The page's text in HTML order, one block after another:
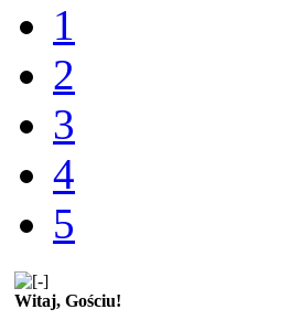
1
2
3
4
5
Witaj, Gościu!